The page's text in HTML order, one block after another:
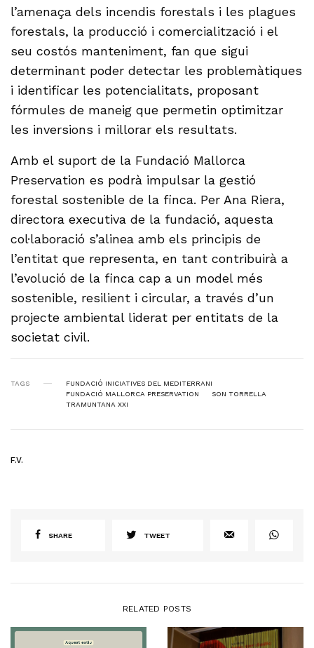
l’amenaça dels incendis forestals i les plagues
forestals, la producció i comercialització i el
seu costós manteniment, fan que sigui
determinant poder detectar les problemàtiques
i identificar les potencialitats, proposant
fórmules de maneig que permetin optimitzar
les inversions i millorar els resultats.
Amb el suport de la Fundació Mallorca
Preservation es podrà impulsar la gestió
forestal sostenible de la finca. Per Ana Riera,
directora executiva de la fundació, aquesta
col·laboració s’alinea amb els principis de
l’entitat que representa, en tant contribuirà a
l’evolució de la finca cap a un model més
sostenible, resilient i circular, a través d’un
projecte ambiental liderat per entitats de la
societat civil.
TAGS
FUNDACIÓ INICIATIVES DEL MEDITERRANI
FUNDACIÓ MALLORCA PRESERVATION
SON TORRELLA
TRAMUNTANA XXI
F.V.
SHARE TWEET
RELATED POSTS